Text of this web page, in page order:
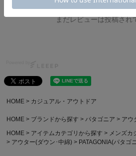
まだレビューは投稿され
HOME カジュアル・アウトドア
HOME ブランドから探す パタゴニア アウ
HOME
アイテムカテゴリから探す
メンズカ
アウター(ダウン･中綿)
PATAGONIA(パタゴ